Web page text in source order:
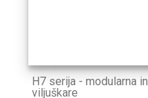
H7 serija - modularna
viljuškare